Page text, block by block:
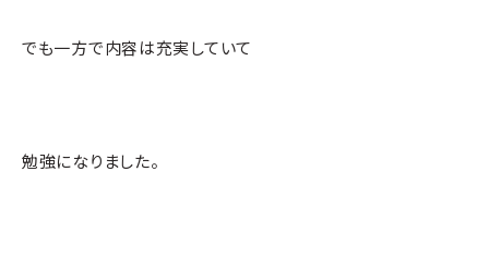
でも一方で内容は充実していて
勉強になりました。